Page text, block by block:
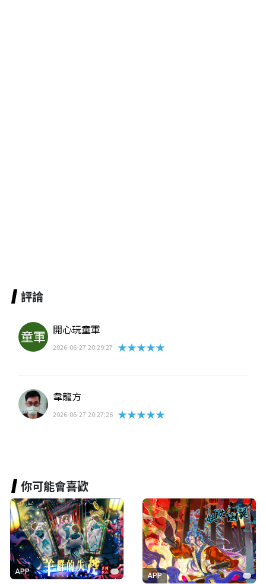
評論
開心玩童軍
2026-06-27 20:29:27 ★★★★★
韋龍方
2026-06-27 20:27:26 ★★★★★
你可能會喜歡
APP
APP